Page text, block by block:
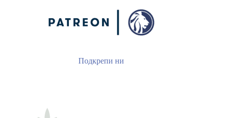
Подкрепи ни